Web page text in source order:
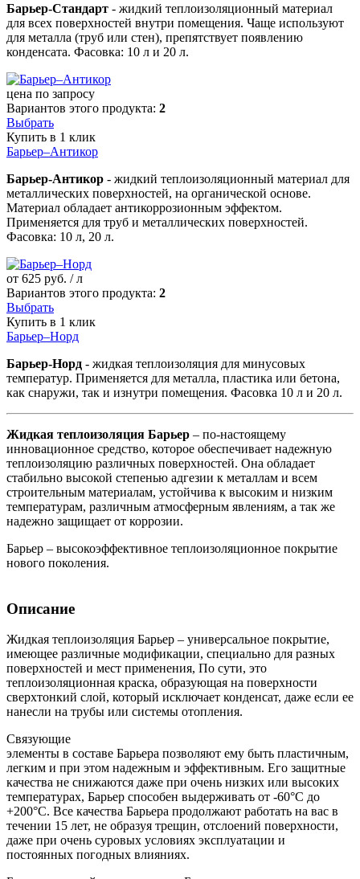
Барьер-Стандарт - жидкий теплоизоляционный материал
для всех поверхностей внутри помещения. Чаще используют
для металла (труб или стен), препятствует появлению
конденсата. Фасовка: 10 л и 20 л.
цена по запросу
Вариантов этого продукта: 2
Выбрать
Купить в 1 клик
Барьер–Антикор
Барьер-Антикор - жидкий теплоизоляционный материал для
металлических поверхностей, на органической основе.
Материал обладает антикоррозионным эффектом.
Применяется для труб и металлических поверхностей.
Фасовка: 10 л, 20 л.
от 625 руб. / л
Вариантов этого продукта: 2
Выбрать
Купить в 1 клик
Барьер–Норд
Барьер-Норд - жидкая теплоизоляция для минусовых
температур. Применяется для металла, пластика или бетона,
как снаружи, так и изнутри помещения. Фасовка 10 л и 20 л.
Жидкая теплоизоляция Барьер – по-настоящему
инновационное средство, которое обеспечивает надежную
теплоизоляцию различных поверхностей. Она обладает
стабильно высокой степенью адгезии к металлам и всем
строительным материалам, устойчива к высоким и низким
температурам, различным атмосферным явлениям, а так же
надежно защищает от коррозии.
Барьер – высокоэффективное теплоизоляционное покрытие
нового поколения.
Описание
Жидкая теплоизоляция Барьер – универсальное покрытие,
имеющее различные модификации, специально для разных
поверхностей и мест применения, По сути, это
теплоизоляционная краска, образующая на поверхности
сверхтонкий слой, который исключает конденсат, даже если ее
нанесли на трубы или системы отопления.
Связующие
элементы в составе Барьера позволяют ему быть пластичным,
легким и при этом надежным и эффективным. Его защитные
качества не снижаются даже при очень низких или высоких
температурах, Барьер способен выдерживать от -60°С до
+200°С. Все качества Барьера продолжают работать на вас в
течении 15 лет, не образуя трещин, отслоений поверхности,
даже при очень суровых условиях эксплуатации и
постоянных погодных влияниях.